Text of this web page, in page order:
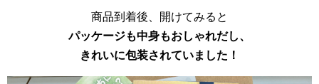
商品到着後、開けてみると
パッケージも中身もおしゃれだし、
きれいに包装されていました！